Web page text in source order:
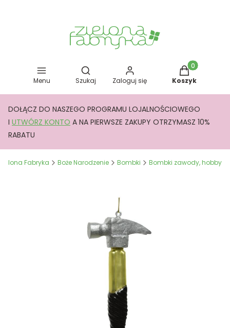
Menu
Otwórz wyszukiwarkę
Szukaj Zaloguj się
Produkty w
Koszyk
DOŁĄCZ DO NASZEGO PROGRAMU LOJALNOŚCIOWEGO
I UTWÓRZ KONTO A NA PIERWSZE ZAKUPY OTRZYMASZ 10%
RABATU
Zielona Fabryka Boże Narodzenie Bombki Bombki zawody, hobby